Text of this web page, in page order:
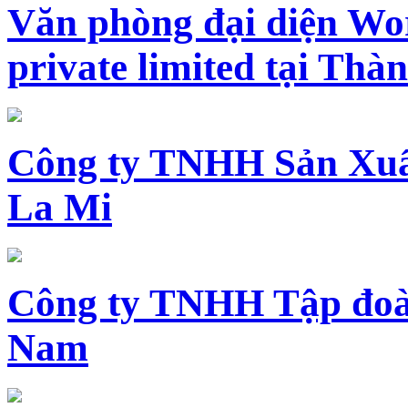
Văn phòng đại diện
private limited tại
Công ty TNHH Sản
La Mi
Công ty TNHH Tập
Nam